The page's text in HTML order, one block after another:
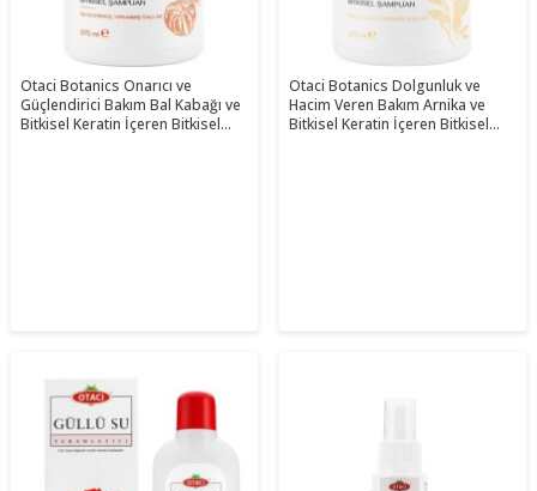
Otaci Botanics Onarıcı ve
Güçlendirici Bakım Bal Kabağı ve
Bitkisel Keratin İçeren Bitkisel
Otaci Botanics Dolgunluk ve
Hacim Veren Bakım Arnika ve
Bitkisel Keratin İçeren Bitkisel